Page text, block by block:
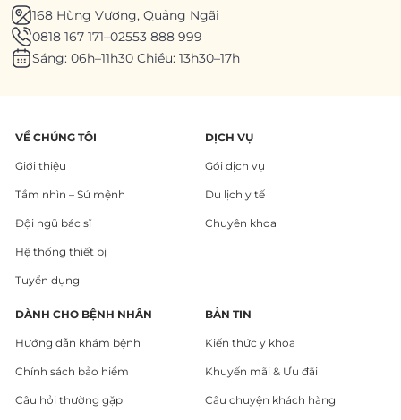
168 Hùng Vương, Quảng Ngãi
0818 167 171–02553 888 999
Sáng: 06h–11h30 Chiều: 13h30–17h
VỀ CHÚNG TÔI
Giới thiệu
Tầm nhìn – Sứ mệnh
Đội ngũ bác sĩ
Hệ thống thiết bị
Tuyển dụng
DỊCH VỤ
Gói dịch vụ
Du lịch y tế
Chuyên khoa
DÀNH CHO BỆNH NHÂN
Hướng dẫn khám bệnh
Chính sách bảo hiểm
Câu hỏi thường gặp
BẢN TIN
Kiến thức y khoa
Khuyến mãi & Ưu đãi
Câu chuyện khách hàng